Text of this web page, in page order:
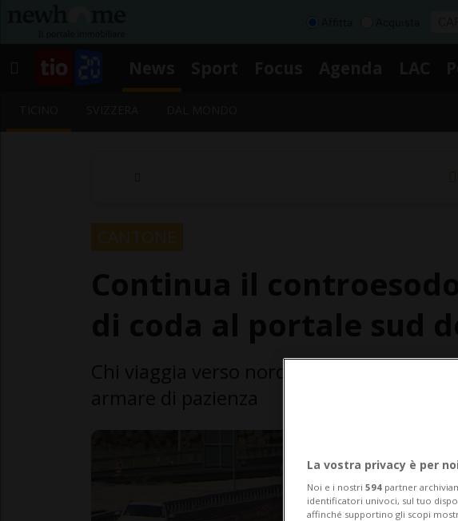
La vostra privacy è per
Noi e i nostri 594 partner
identificatori univoci, sul tuo
affinché supportino gli scopi